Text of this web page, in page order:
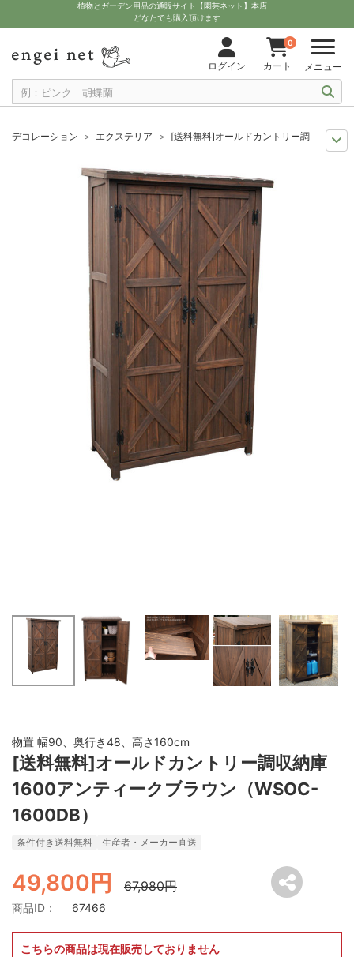
植物とガーデン用品の通販サイト【園芸ネット】本店
どなたでも購入頂けます
ログイン
0
カート メニュー
デコレーション エクステリア
[送料無料]オールドカントリー調収納庫
物置 幅90、奥行き48、高さ160cm
[送料無料]オールドカントリー調収納庫
1600アンティークブラウン（WSOC-
1600DB）
条件付き送料無料 生産者・メーカー直送
49,800円 67,980円
商品ID： 67466
こちらの商品は現在販売しておりません